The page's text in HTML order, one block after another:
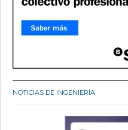
NOTICIAS DE INGENIERÍA